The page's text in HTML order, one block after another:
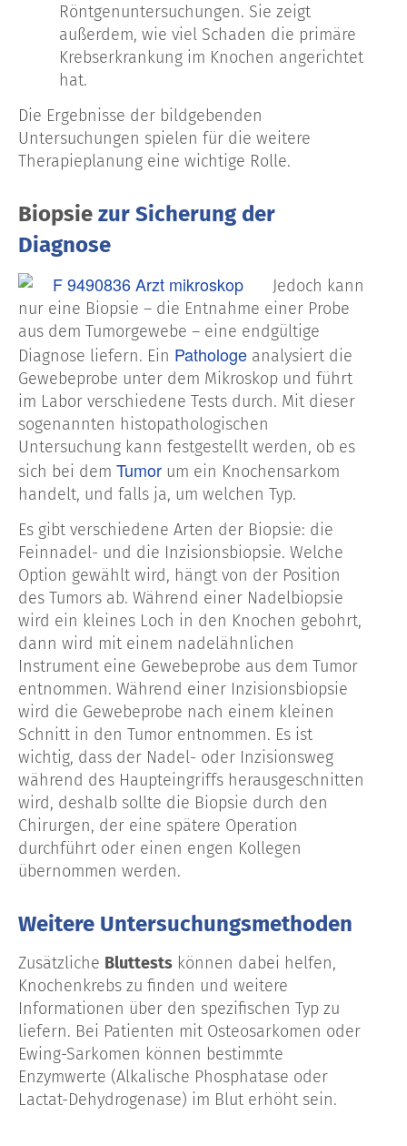
Röntgenuntersuchungen. Sie zeigt
außerdem, wie viel Schaden die primäre
Krebserkrankung im Knochen angerichtet
hat.
Die Ergebnisse der bildgebenden
Untersuchungen spielen für die weitere
Therapieplanung eine wichtige Rolle.
Biopsie zur Sicherung der
Diagnose
Jedoch kann
nur eine Biopsie – die Entnahme einer Probe
aus dem Tumorgewebe – eine endgültige
Diagnose liefern. Ein Pathologe analysiert die
Gewebeprobe unter dem Mikroskop und führt
im Labor verschiedene Tests durch. Mit dieser
sogenannten histopathologischen
Untersuchung kann festgestellt werden, ob es
sich bei dem Tumor um ein Knochensarkom
handelt, und falls ja, um welchen Typ.
Es gibt verschiedene Arten der Biopsie: die
Feinnadel- und die Inzisionsbiopsie. Welche
Option gewählt wird, hängt von der Position
des Tumors ab. Während einer Nadelbiopsie
wird ein kleines Loch in den Knochen gebohrt,
dann wird mit einem nadelähnlichen
Instrument eine Gewebeprobe aus dem Tumor
entnommen. Während einer Inzisionsbiopsie
wird die Gewebeprobe nach einem kleinen
Schnitt in den Tumor entnommen. Es ist
wichtig, dass der Nadel- oder Inzisionsweg
während des Haupteingriffs herausgeschnitten
wird, deshalb sollte die Biopsie durch den
Chirurgen, der eine spätere Operation
durchführt oder einen engen Kollegen
übernommen werden.
Weitere Untersuchungsmethoden
Zusätzliche Bluttests können dabei helfen,
Knochenkrebs zu finden und weitere
Informationen über den spezifischen Typ zu
liefern. Bei Patienten mit Osteosarkomen oder
Ewing-Sarkomen können bestimmte
Enzymwerte (Alkalische Phosphatase oder
Lactat-Dehydrogenase) im Blut erhöht sein.